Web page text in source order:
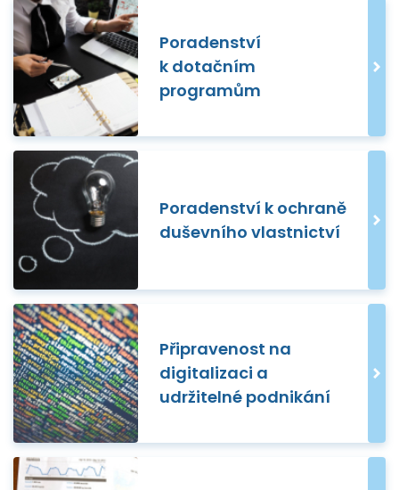
Poradenství
k dotačním
programům
Poradenství k ochraně
duševního vlastnictví
Připravenost na
digitalizaci a
udržitelné podnikání